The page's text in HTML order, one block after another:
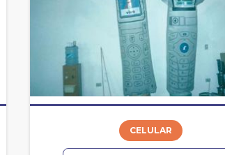
CELULAR